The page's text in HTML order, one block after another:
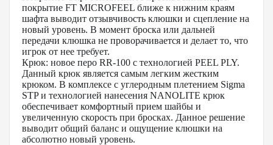
покрытие FT MICROFEEL ближе к нижним краям
шафта выводит отзывчивость клюшки и сцепление на
новый уровень. В момент броска или дальней
передачи клюшка не проворачивается и делает то, что
игрок от нее требует.
Крюк: новое перо RR-100 с технологией PEEL PLY.
Данный крюк является самым легким жестким
крюком. В комплексе с углеродным плетением Sigma
STP и технологией нанесения NANOLITE крюк
обеспечивает комфортный прием шайбы и
увеличенную скорость при бросках. Данное решение
выводит общий баланс и ощущение клюшки на
абсолютно новый уровень.